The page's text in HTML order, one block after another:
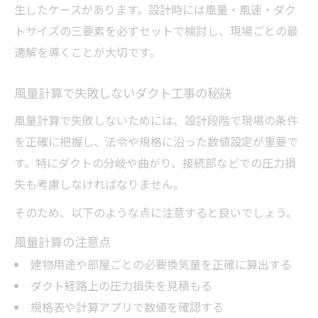
生したケースがあります。設計時には風量・風速・ダク
トサイズの三要素を必ずセットで検討し、現場ごとの最
適解を導くことが大切です。
風量計算で失敗しないダクト工事の秘訣
風量計算で失敗しないためには、設計段階で現場の条件
を正確に把握し、法令や規格に沿った数値設定が重要で
す。特にダクトの分岐や曲がり、接続部などでの圧力損
失も考慮しなければなりません。
そのため、以下のような点に注意すると良いでしょう。
風量計算の注意点
建物用途や部屋ごとの必要換気量を正確に算出する
ダクト経路上の圧力損失を見積もる
規格表や計算アプリで数値を確認する